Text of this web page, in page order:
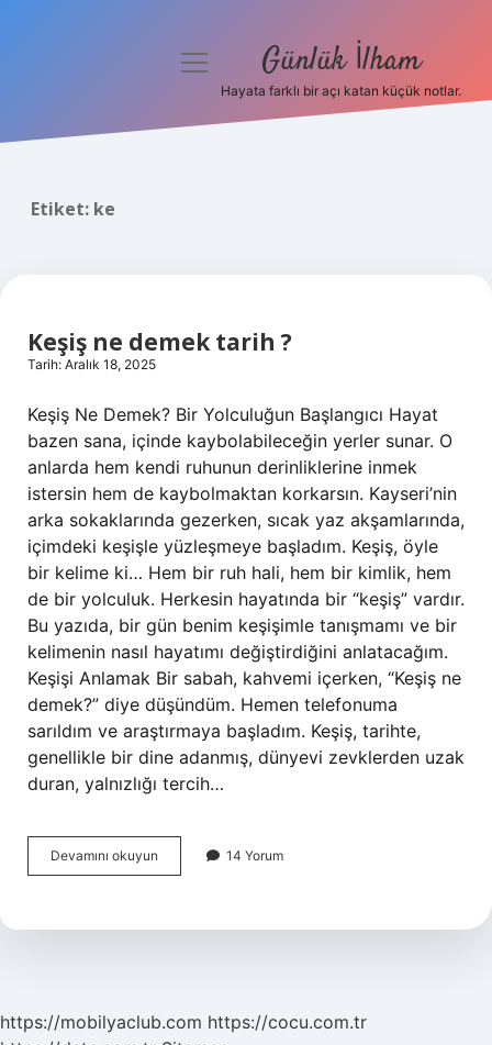
menüyü
Günlük İlham
Hayata farklı bir açı katan küçük notlar.
Etiket: ke
Keşiş ne demek tarih ?
Tarih: Aralık 18, 2025
Keşiş Ne Demek? Bir Yolculuğun Başlangıcı Hayat
bazen sana, içinde kaybolabileceğin yerler sunar. O
anlarda hem kendi ruhunun derinliklerine inmek
istersin hem de kaybolmaktan korkarsın. Kayseri’nin
arka sokaklarında gezerken, sıcak yaz akşamlarında,
içimdeki keşişle yüzleşmeye başladım. Keşiş, öyle
bir kelime ki… Hem bir ruh hali, hem bir kimlik, hem
de bir yolculuk. Herkesin hayatında bir “keşiş” vardır.
Bu yazıda, bir gün benim keşişimle tanışmamı ve bir
kelimenin nasıl hayatımı değiştirdiğini anlatacağım.
Keşişi Anlamak Bir sabah, kahvemi içerken, “Keşiş ne
demek?” diye düşündüm. Hemen telefonuma
sarıldım ve araştırmaya başladım. Keşiş, tarihte,
genellikle bir dine adanmış, dünyevi zevklerden uzak
duran, yalnızlığı tercih…
Devamını okuyun
ne
?
14 Yorum
https://mobilyaclub.com https://cocu.com.tr